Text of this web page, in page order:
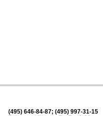
(495) 646-84-87; (495) 997-31-15